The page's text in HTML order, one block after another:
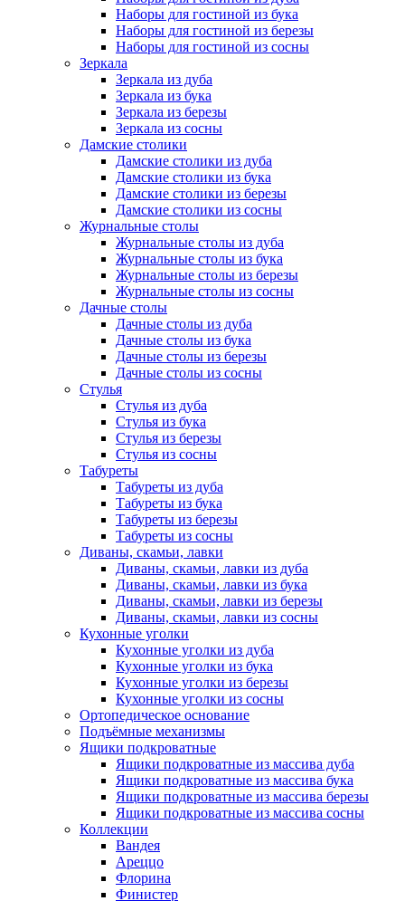
Наборы для гостиной из бука
Наборы для гостиной из березы
Наборы для гостиной из сосны
Зеркала
Зеркала из дуба
Зеркала из бука
Зеркала из березы
Зеркала из сосны
Дамские столики
Дамские столики из дуба
Дамские столики из бука
Дамские столики из березы
Дамские столики из сосны
Журнальные столы
Журнальные столы из дуба
Журнальные столы из бука
Журнальные столы из березы
Журнальные столы из сосны
Дачные столы
Дачные столы из дуба
Дачные столы из бука
Дачные столы из березы
Дачные столы из сосны
Стулья
Стулья из дуба
Стулья из бука
Стулья из березы
Стулья из сосны
Табуреты
Табуреты из дуба
Табуреты из бука
Табуреты из березы
Табуреты из сосны
Диваны, скамьи, лавки
Диваны, скамьи, лавки из дуба
Диваны, скамьи, лавки из бука
Диваны, скамьи, лавки из березы
Диваны, скамьи, лавки из сосны
Кухонные уголки
Кухонные уголки из дуба
Кухонные уголки из бука
Кухонные уголки из березы
Кухонные уголки из сосны
Ортопедическое основание
Подъёмные механизмы
Ящики подкроватные
Ящики подкроватные из массива дуба
Ящики подкроватные из массива бука
Ящики подкроватные из массива березы
Ящики подкроватные из массива сосны
Коллекции
Вандея
Ареццо
Флорина
Финистер